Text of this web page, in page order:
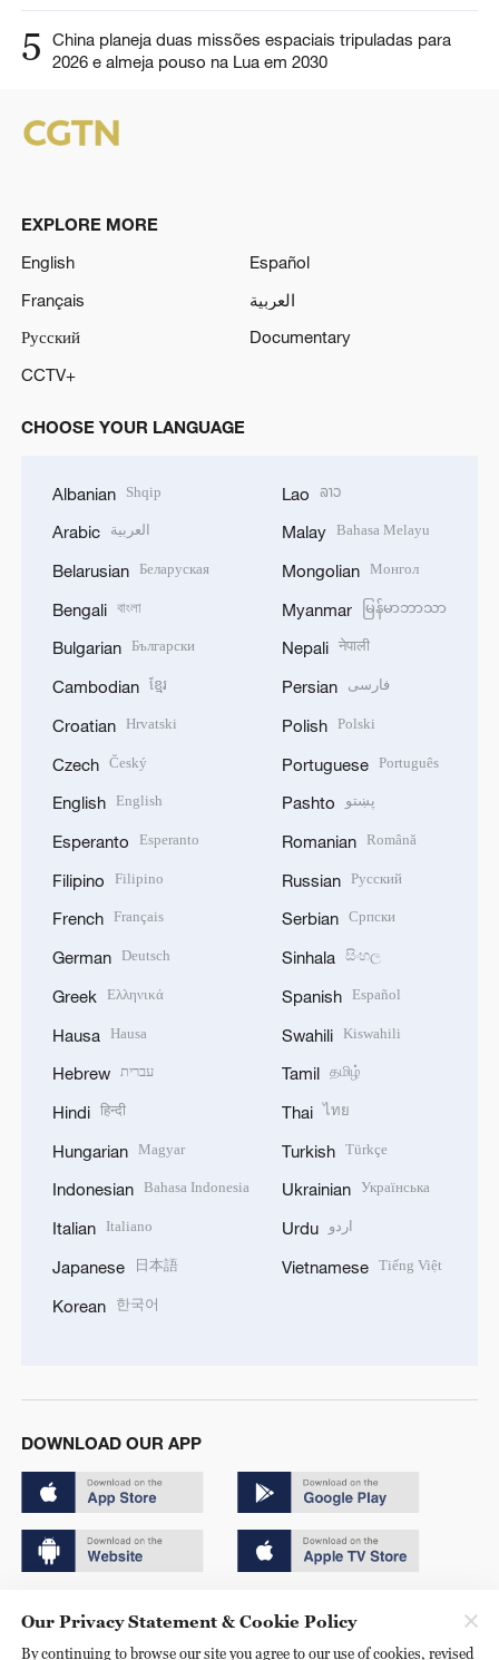
5
China planeja duas missões espaciais tripuladas para
2026 e almeja pouso na Lua em 2030
EXPLORE MORE
English
Español
Français
العربية
Русский
Documentary
CCTV+
CHOOSE YOUR LANGUAGE
Albanian Shqip
Arabic العربية
Belarusian Беларуская
Bengali বাংলা
Bulgarian Български
Cambodian ខ្មែរ
Croatian Hrvatski
Czech Český
English English
Esperanto Esperanto
Filipino Filipino
French Français
German Deutsch
Greek Ελληνικά
Hausa Hausa
Hebrew עברית
Hindi हिन्दी
Hungarian Magyar
Indonesian Bahasa Indonesia
Italian Italiano
Japanese 日本語
Korean 한국어
Lao ລາວ
Malay Bahasa Melayu
Mongolian Монгол
Myanmar မြန်မာဘာသာ
Nepali नेपाली
Persian فارسی
Polish Polski
Portuguese Português
Pashto پښتو
Romanian Română
Russian Русский
Serbian Српски
Sinhala සිංහල
Spanish Español
Swahili Kiswahili
Tamil தமிழ்
Thai ไทย
Turkish Türkçe
Ukrainian Українська
Urdu اردو
Vietnamese Tiếng Việt
DOWNLOAD OUR APP
京ICP备20000184号
Our Privacy Statement & Cookie Policy
By continuing to browse our site you agree to our use of cookies, revised